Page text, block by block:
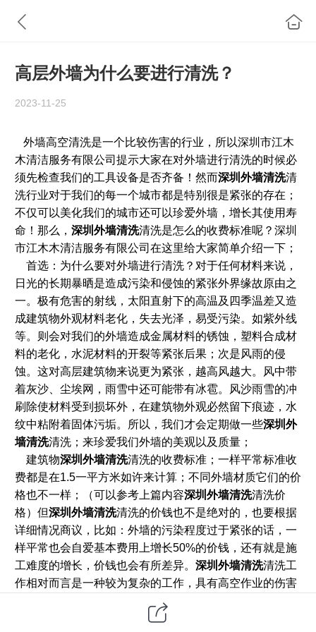
高层外墙为什么要进行清洗？
2023-11-25
外墙高空清洗是一个比较伤害的行业，所以深圳市江木
木清洁服务有限公司提示大家在对外墙进行清洗的时候必
须先检查我们的工具设备是否齐备！然而深圳外墙清洗清
洗行业对于我们的每一个城市都是特别很是紧张的存在；
不仅可以美化我们的城市还可以珍爱外墙，增长其使用寿
命！那么， 深圳外墙清洗清洗是怎么的收费标准呢？深圳
市江木木清洁服务有限公司在这里给大家简单介绍一下；
首选：为什么要对外墙进行清洗？对于任何材料来说，
日光的长期暴晒是造成污染和侵蚀的紧张外界缘故原由之
一。极有危害的射线，太阳直射下的高温及四季温差又造
成建筑物外观材料老化，失去光泽，易受污染。如紫外线
等。则会对我们的外墙造成金属材料的锈蚀，塑料合成材
料的老化，水泥材料的开裂等紧张后果；次是风雨的侵
蚀。这对高层建筑物来说更为紧张，越高风越大。风中带
着灰沙、尘埃网 ，雨雪中还可能带有冰雹。风沙雨雪的冲
刷除使材料受到损坏外，在建筑物外观必然留下痕迹，水
纹中粘附着固体污垢。所以，我们才会定期做一些深圳外
墙清洗清洗；来珍爱我们外墙的美观以及质量；
建筑物深圳外墙清洗清洗的收费标准；一样平常标准收
费都是在1.5一平方米如许来计算；不同外墙材质它们的价
格也不一样；（可以参考上篇内容深圳外墙清洗清洗价
格）但深圳外墙清洗清洗的价钱也不是绝对的，也要根据
详细情况商议，比如：外墙的污染程度过于紧张的话，一
样平常也会自爱基本费用上增长50%的价钱，还有就是施
工难度的增长，价钱也会有所差异。 深圳外墙清洗清洗工
作相对而言是一种较为复杂的工作，具有高空作业的伤害
性，在清洗过程中，对于外墙清洁的价格天然随地区经济